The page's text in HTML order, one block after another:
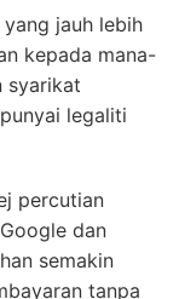
jauh lebih
kepada mana-
syarikat
legaliti
percutian
dan
semakin
tanpa